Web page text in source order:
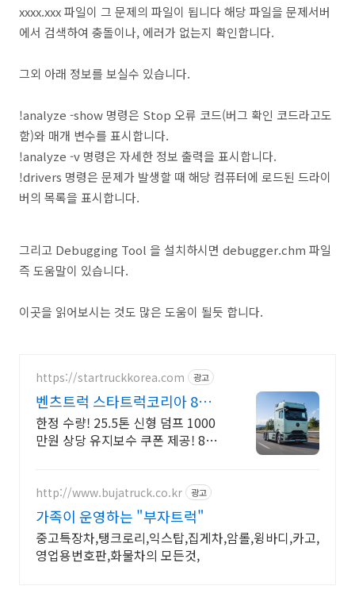
xxxx.xxx 파일이 그 문제의 파일이 됩니다 해당 파일을 문제서버
에서 검색하여 충돌이나, 에러가 없는지 확인합니다.
그외 아래 정보를 보실수 있습니다.
!analyze -show 명령은 Stop 오류 코드(버그 확인 코드라고도
함)와 매개 변수를 표시합니다.
!analyze -v 명령은 자세한 정보 출력을 표시합니다.
!drivers 명령은 문제가 발생할 때 해당 컴퓨터에 로드된 드라이
버의 목록을 표시합니다.
그리고 Debugging Tool 을 설치하시면 debugger.chm 파일
즉 도움말이 있습니다.
이곳을 읽어보시는 것도 많은 도움이 될듯 합니다.
https://startruckkorea.com 광고
벤츠트럭 스타트럭코리아 8월
구매고객 월 할부금0원
한정 수량! 25.5톤 신형 덤프 1000
만원 상당 유지보수 쿠폰 제공! 8월
http://www.bujatruck.co.kr 광고
가족이 운영하는 "부자트럭"
중고특장차,탱크로리,익스탑,집게차,암롤,윙바디,카고,
영업용번호판,화물차의 모든것,